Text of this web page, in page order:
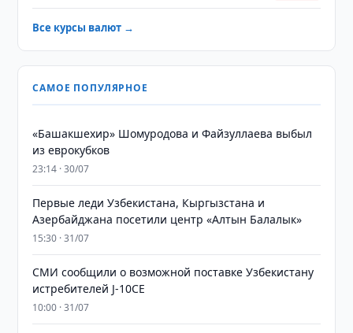
Все курсы валют →
САМОЕ ПОПУЛЯРНОЕ
«Башакшехир» Шомуродова и Файзуллаева выбыл
из еврокубков
23:14 · 30/07
Первые леди Узбекистана, Кыргызстана и
Азербайджана посетили центр «Алтын Балалык»
15:30 · 31/07
СМИ сообщили о возможной поставке Узбекистану
истребителей J-10CE
10:00 · 31/07